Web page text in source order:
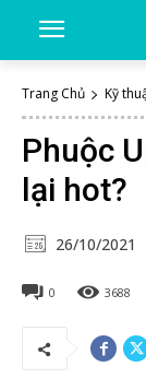
Trang Chủ Kỹ
Phuộc
lại hot?
26/10/2021
0 3688